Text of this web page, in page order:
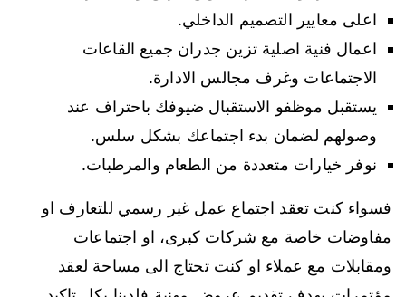
اعلى معايير التصميم الداخلي.
اعمال فنية اصلية تزين جدران جميع القاعات
الاجتماعات وغرف مجالس الادارة.
يستقبل موظفو الاستقبال ضيوفك باحتراف عند
وصولهم لضمان بدء اجتماعك بشكل سلس.
نوفر خيارات متعددة من الطعام والمرطبات.
فسواء كنت تعقد اجتماع عمل غير رسمي للتعارف او
مفاوضات خاصة مع شركات كبرى، او اجتماعات
ومقابلات مع عملاء او كنت تحتاج الى مساحة لعقد